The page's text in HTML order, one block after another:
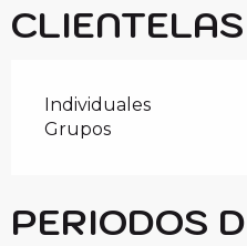
Individuales
Grupos
PERIODOS